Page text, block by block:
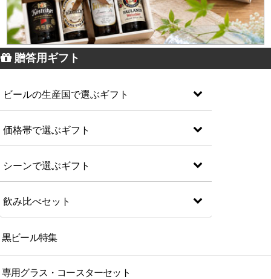
贈答用ギフト
ビールの生産国で選ぶギフト
価格帯で選ぶギフト
シーンで選ぶギフト
飲み比べセット
黒ビール特集
専用グラス・コースターセット